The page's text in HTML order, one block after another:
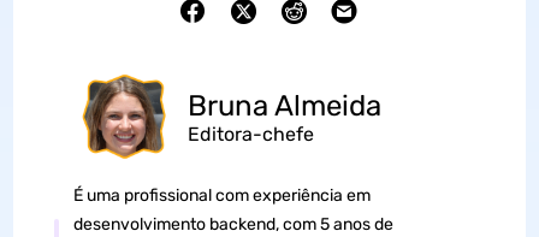
Bruna Almeida
Editora-chefe
É uma profissional com experiência em
desenvolvimento backend, com 5 anos de